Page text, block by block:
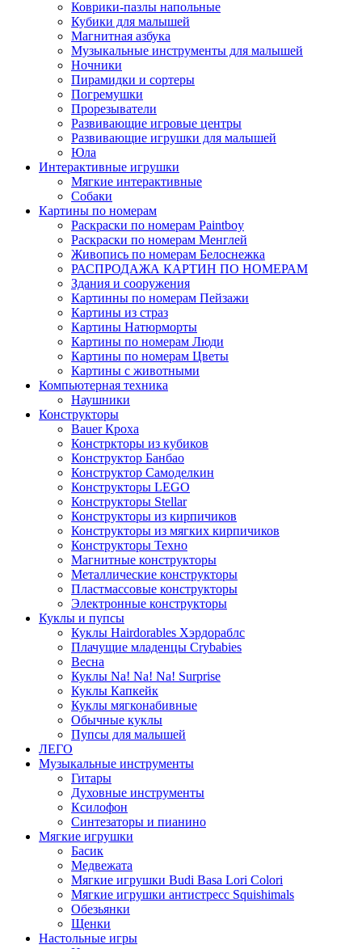
Коврики-пазлы напольные
Кубики для малышей
Магнитная азбука
Музыкальные инструменты для малышей
Ночники
Пирамидки и сортеры
Погремушки
Прорезыватели
Развивающие игровые центры
Развивающие игрушки для малышей
Юла
Интерактивные игрушки
Мягкие интерактивные
Собаки
Картины по номерам
Раскраски по номерам Paintboy
Раскраски по номерам Менглей
Живопись по номерам Белоснежка
РАСПРОДАЖА КАРТИН ПО НОМЕРАМ
Здания и сооружения
Картинны по номерам Пейзажи
Картины из страз
Картины Натюрморты
Картины по номерам Люди
Картины по номерам Цветы
Картины с животными
Компьютерная техника
Наушники
Конструкторы
Bauer Кроха
Констркторы из кубиков
Конструктор Банбао
Конструктор Самоделкин
Конструкторы LEGO
Конструкторы Stellar
Конструкторы из кирпичиков
Конструкторы из мягких кирпичиков
Конструкторы Техно
Магнитные конструкторы
Металлические конструкторы
Пластмассовые конструкторы
Электронные конструкторы
Куклы и пупсы
Куклы Hairdorables Хэрдораблс
Плачущие младенцы Crybabies
Весна
Куклы Na! Na! Na! Surprise
Куклы Капкейк
Куклы мягконабивные
Обычные куклы
Пупсы для малышей
ЛЕГО
Музыкальные инструменты
Гитары
Духовные инструменты
Ксилофон
Синтезаторы и пианино
Мягкие игрушки
Басик
Медвежата
Мягкие игрушки Budi Basa Lori Colori
Мягкие игрушки антистресс Squishimals
Обезьянки
Щенки
Настольные игры